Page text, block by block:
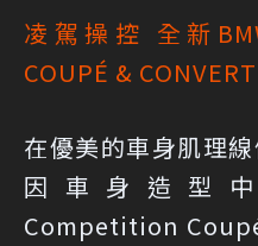
凌駕操控 全新
COUPÉ &
在優美的車身肌理
因車身造型中
Competition